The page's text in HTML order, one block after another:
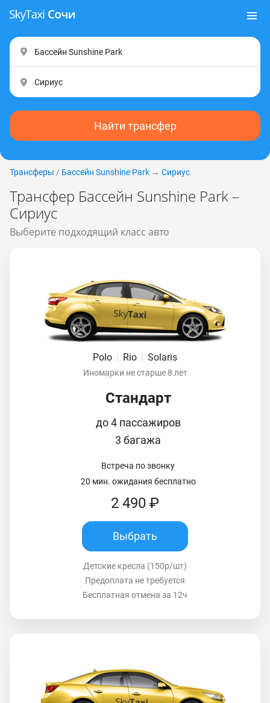
Найти трансфер
Трансферы / Бассейн Sunshine Park → Сириус
Трансфер Бассейн Sunshine Park –
Сириус
Выберите подходящий класс авто
Polo | Rio | Solaris
Иномарки не старше 8 лет
Стандарт
до 4 пассажиров
3 багажа
Встреча по звонку
20 мин. ожидания бесплатно
2 490 ₽
Выбрать
Детские кресла (150р/шт)
Предоплата не требуется
Бесплатная отмена за 12ч